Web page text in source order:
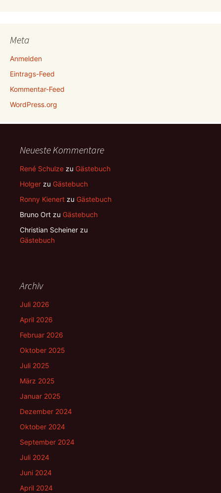
Meta
Anmelden
Eintrags-Feed
Kommentar-Feed
WordPress.org
Neueste Kommentare
René Schulze zu Gästebuch
Holger zu Gästebuch
Ronny Kienert zu Gästebuch
Bruno Ort zu Gästebuch
Christian Scheiner zu
Gästebuch
Archiv
Juli 2026
April 2026
Februar 2026
Oktober 2025
Juli 2025
März 2025
Januar 2025
Dezember 2024
Oktober 2024
September 2024
Juli 2024
Juni 2024
April 2024